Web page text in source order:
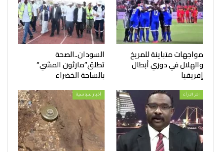
مواجهات متباينة للمريخ
والهلال في دوري أبطال
إفريقيا
السودان..الصحة
تطلق”مارثون المشي”
بالساحة الخضراء
اخر الارأء أخبار سياسية